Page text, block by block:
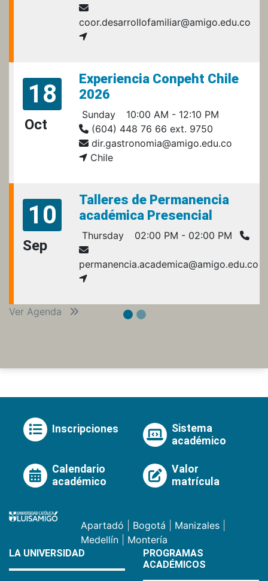
coor.desarrollofamiliar@amigo.edu.co
18
Oct
Experiencia Conpeht Chile
2026
Sunday
10:00 AM - 12:10 PM
(604) 448 76 66 ext. 9750
dir.gastronomia@amigo.edu.co
Chile
10
Sep
Talleres de Permanencia
académica Presencial
Thursday 02:00 PM - 02:00 PM
permanencia.academica@amigo.edu.co
Ver Agenda
Inscripciones
Sistema
académico
Calendario
académico
Valor
matrícula
Apartadó Bogotá Manizales
Medellín
Montería
LA UNIVERSIDAD
PROGRAMAS
ACADÉMICOS